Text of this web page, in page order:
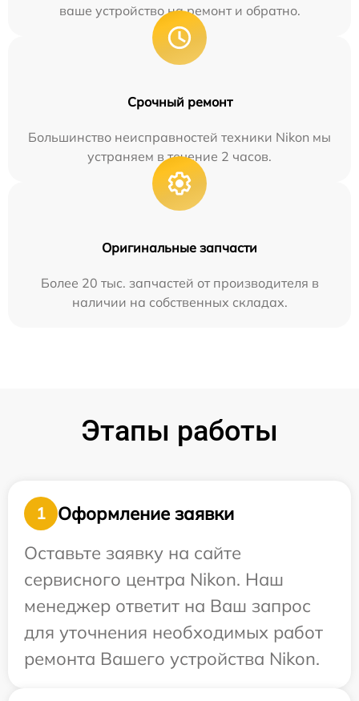
ваше устройство на ремонт и обратно.
Срочный ремонт
Большинство неисправностей техники Nikon мы
устраняем в течение 2 часов.
Оригинальные запчасти
Более 20 тыс. запчастей от производителя в
наличии на собственных складах.
Этапы работы
1
Оформление заявки
Оставьте заявку на сайте
сервисного центра Nikon. Наш
менеджер ответит на Ваш запрос
для уточнения необходимых работ
ремонта Вашего устройства Nikon.